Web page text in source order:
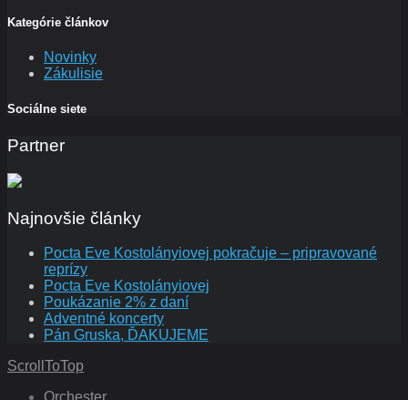
Kategórie článkov
Novinky
Zákulisie
Sociálne siete
Partner
Najnovšie články
Pocta Eve Kostolányiovej pokračuje – pripravované
reprízy
Pocta Eve Kostolányiovej
Poukázanie 2% z daní
Adventné koncerty
Pán Gruska, ĎAKUJEME
ScrollToTop